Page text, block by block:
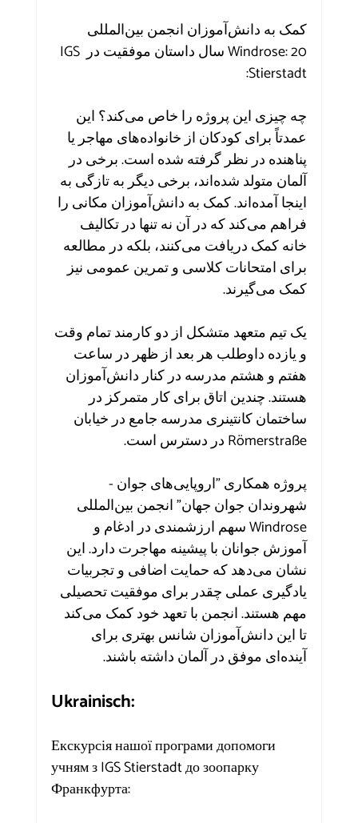
کمک به دانش‌آموزان انجمن بین‌المللی
Windrose: 20 سال داستان موفقیت در IGS
Stierstadt:
چه چیزی این پروژه را خاص می‌کند؟ این
عمدتاً برای کودکان از خانواده‌های مهاجر یا
پناهنده در نظر گرفته شده است. برخی در
آلمان متولد شده‌اند، برخی دیگر به تازگی به
اینجا آمده‌اند. کمک به دانش‌آموزان مکانی را
فراهم می‌کند که در آن نه تنها در تکالیف
خانه کمک دریافت می‌کنند، بلکه در مطالعه
برای امتحانات کلاسی و تمرین عمومی نیز
کمک می‌گیرند.
یک تیم متعهد متشکل از دو کارمند تمام وقت
و یازده داوطلب هر بعد از ظهر در ساعت
هفتم و هشتم مدرسه در کنار دانش‌آموزان
هستند. چندین اتاق برای کار متمرکز در
ساختمان کانتینری مدرسه جامع در خیابان
Römerstraße در دسترس است.
پروژه همکاری "اروپایی‌های جوان -
شهروندان جوان جهان" انجمن بین‌المللی
Windrose سهم ارزشمندی در ادغام و
آموزش جوانان با پیشینه مهاجرت دارد. این
نشان می‌دهد که حمایت اضافی و تجربیات
یادگیری عملی چقدر برای موفقیت تحصیلی
مهم هستند. انجمن با تعهد خود کمک می‌کند
تا این دانش‌آموزان شانس بهتری برای
آینده‌ای موفق در آلمان داشته باشند.
Ukrainisch:
Екскурсія нашої програми допомоги
учням з IGS Stierstadt до зоопарку
Франкфурта: